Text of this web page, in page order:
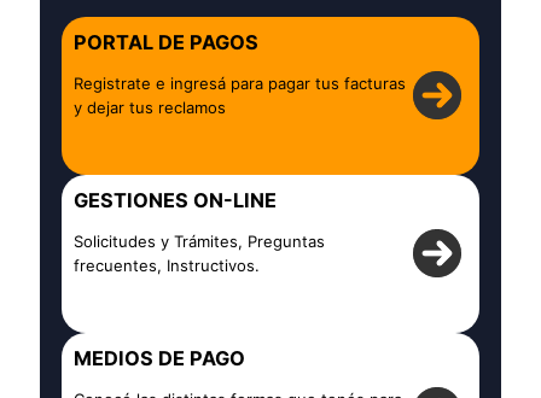
PORTAL DE PAGOS
Registrate e ingresá para pagar tus facturas
y dejar tus reclamos
GESTIONES ON-LINE
Solicitudes y Trámites, Preguntas
frecuentes, Instructivos.
MEDIOS DE PAGO